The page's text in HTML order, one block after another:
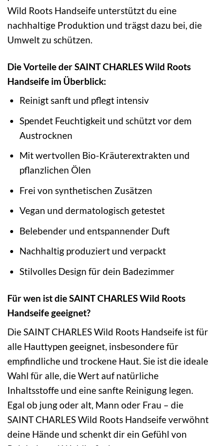
Wild Roots Handseife unterstützt du eine
nachhaltige Produktion und trägst dazu bei, die
Umwelt zu schützen.
Die Vorteile der SAINT CHARLES Wild Roots
Handseife im Überblick:
Reinigt sanft und pflegt intensiv
Spendet Feuchtigkeit und schützt vor dem
Austrocknen
Mit wertvollen Bio-Kräuterextrakten und
pflanzlichen Ölen
Frei von synthetischen Zusätzen
Vegan und dermatologisch getestet
Belebender und entspannender Duft
Nachhaltig produziert und verpackt
Stilvolles Design für dein Badezimmer
Für wen ist die SAINT CHARLES Wild Roots
Handseife geeignet?
Die SAINT CHARLES Wild Roots Handseife ist für
alle Hauttypen geeignet, insbesondere für
empfindliche und trockene Haut. Sie ist die ideale
Wahl für alle, die Wert auf natürliche
Inhaltsstoffe und eine sanfte Reinigung legen.
Egal ob jung oder alt, Mann oder Frau – die
SAINT CHARLES Wild Roots Handseife verwöhnt
deine Hände und schenkt dir ein Gefühl von